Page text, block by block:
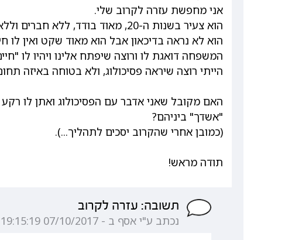
אני מחפשת עזרה לקרוב שלי.
הוא צעיר בשנות ה-20, מאוד בודד, ללא חברים וללא עבודה.
הוא לא נראה בדיכאון אבל הוא מאוד שקט ואין לו
המשפחה דואגת לו ורוצה שיפתח אלינו ויהיו לו
הייתי רוצה שיראה פסיכולוג, ולא בטוחה באיזה
האם מקובל שאני אדבר עם הפסיכולוג ואתן לו
"אשדך" ביניהם?
(כמובן אחרי שהקרוב יסכים לתהליך...).
תודה מראש!
תשובה: עזרה לקרוב
נכתב ע"י אסף ב - 07/10/2017 19:15:19